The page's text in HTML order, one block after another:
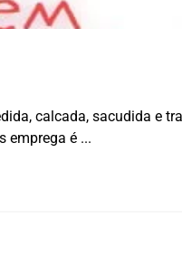
calcada, sacudida e
emprega é